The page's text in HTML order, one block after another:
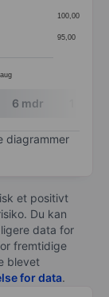
Data ranges
aug
95,00
100,00
6 mdr
diagrammer
et positivt
Du kan
data for
fremtidige
blevet
for data.